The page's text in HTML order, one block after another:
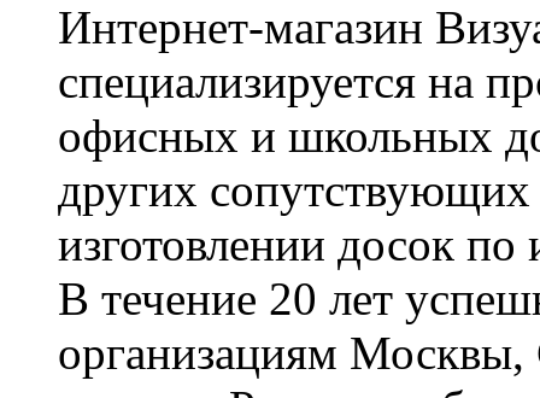
Интернет-магазин
специализируется на
офисных и школьных
других сопутствующих
изготовлении досок по
В течение 20 лет
организациям Москвы,